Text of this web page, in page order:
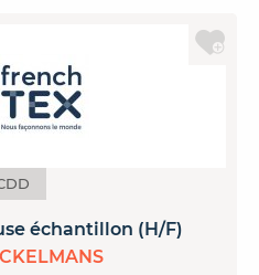
échantillon (H/F)